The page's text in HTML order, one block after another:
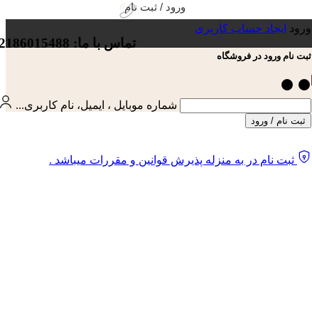
تماس با ما: 02186015488
ورود / ثبت نام
ورود
ایجاد حساب کاربری
ثبت نام ورود در فروشگاه
شماره موبایل ، ایمیل، نام کاربری...
ثبت نام / ورود
ثبت نام در به منزله پذیرش قوانین و مقررات میباشد .